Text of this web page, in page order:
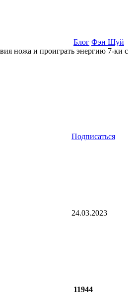
Блог Фэн Шуй
ножа и проиграть энергию 7-ки с
Подписаться
24.03.2023
11944